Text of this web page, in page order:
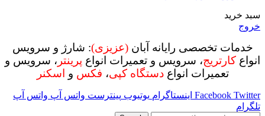
سبد خرید
خروج
خدمات تخصصی رایانه آبان (عزیزی): شارژ و سرویس
انواع کارتریج، سرویس و تعمیرات انواع پرینتر ، سرویس و
تعمیرات انواعدستگاه کپی، فکس و اسکنر
Facebook Twitter اینستاگرام یوتیوب پینترست واتس آپ واتس آپ
تلگرام